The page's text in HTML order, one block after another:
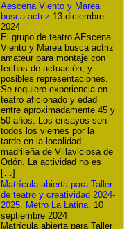
Aescena Viento y Marea
busca actriz 13 diciembre
2024
El grupo de teatro AEscena
Viento y Marea busca actriz
amateur para montaje con
fechas de actuación, y
posibles representaciones.
Se requiere experiencia en
teatro aficionado y edad
entre aproximadamente 45 y
50 años. Los ensayos son
todos los viernes por la
tarde en la localidad
madrileña de Villaviciosa de
Odón. La actividad no es
[…]
Matrícula abierta para Taller
de teatro y creatividad 2024-
2025. Metro La Latina. 10
septiembre 2024
Matrícula abierta para Taller